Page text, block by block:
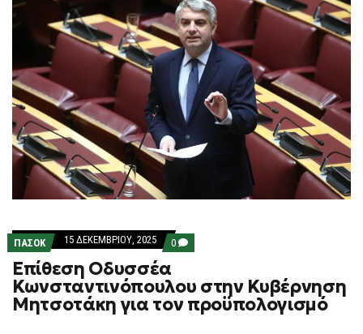
ΠΑΣΟΚ 15 ΔΕΚΕΜΒΡΊΟΥ, 2025 0 COMMENTS
ON
ΚΩΝΣΤΑΝΤΙΝΌΠΟΥΛΟΥ
ΣΤΗΝ
ΚΥΒΈΡΝΗΣΗ
Επίθεση Οδυσσέα
Κωνσταντινόπουλου στην Κυβέρνηση
Μητσοτάκη για τον προϋπολογισμό